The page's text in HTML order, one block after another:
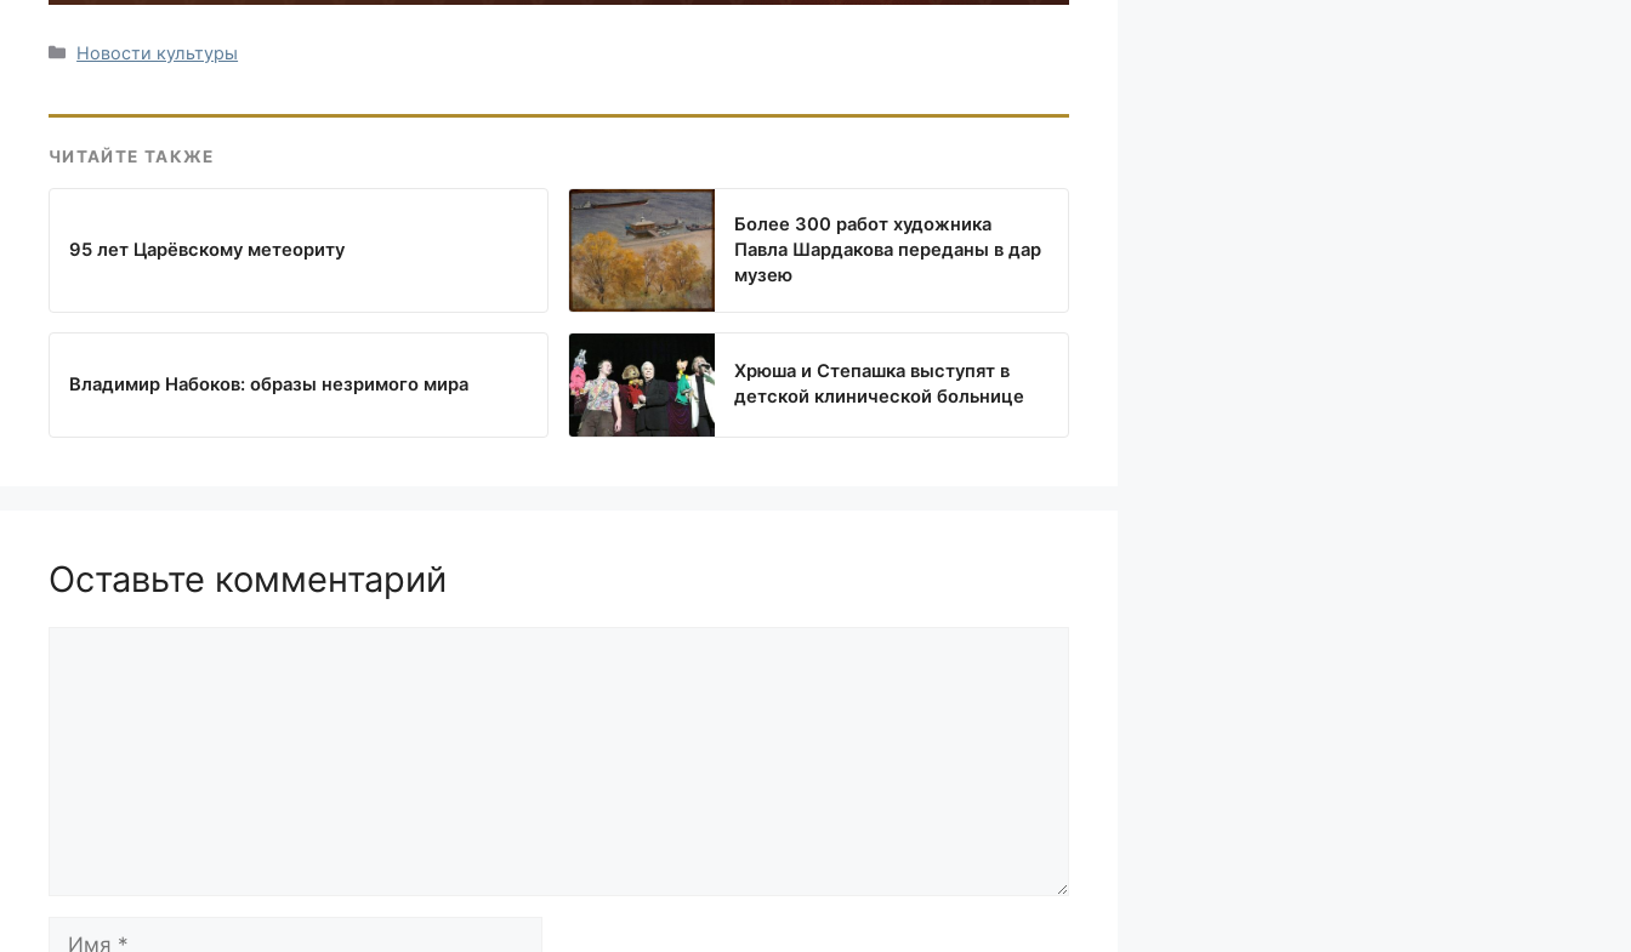
Рубрики
Новости культуры
ЧИТАЙТЕ ТАКЖЕ
95 лет Царёвскому метеориту
Более 300 работ художника
Павла Шардакова переданы в дар
музею
Владимир Набоков: образы незримого мира
Хрюша и Степашка выступят в
детской клинической больнице
Оставьте комментарий